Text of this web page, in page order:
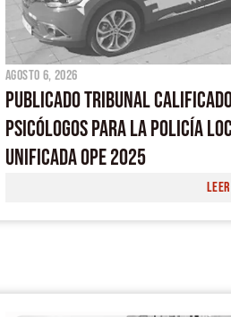
agosto 6, 2026
PUBLICADO TRIBUNAL
PSICÓLOGOS PARA LA POLICÍA
UNIFICADA OPE 2025